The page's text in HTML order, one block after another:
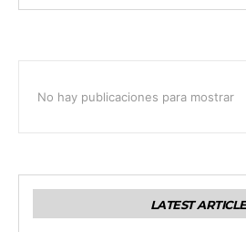
No hay publicaciones para mostrar
LATEST